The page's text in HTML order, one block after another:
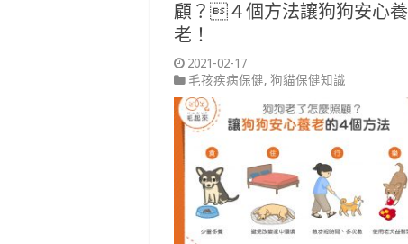
顧？４個方法讓狗狗安心養
老！
2021-02-17
毛孩疾病保健, 狗貓保健知識